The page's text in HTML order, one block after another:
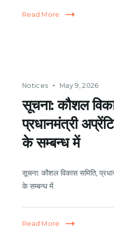
Read More
Notices May 9, 2026
सूचना: कौशल
प्रधानमंत्री
के सम्बन्ध में
सूचना: कौशल विकास समिति,
के सम्बन्ध में
Read More